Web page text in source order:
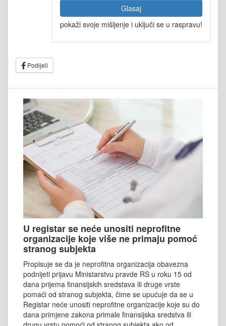
Glasaj
pokaži svoje mišljenje i uključi se u raspravu!
Podijeli
U registar se neće unositi neprofitne
organizacije koje više ne primaju pomoć
stranog subjekta
Propisuje se da je neprofitna organizacija obavezna
podnijeti prijavu Ministarstvu pravde RS u roku 15 od
dana prijema finansijskih sredstava ili druge vrste
pomaći od stranog subjekta, čime se upućuje da se u
Registar neće unositi neprofitne organizacije koje su do
dana primjene zakona primale finansijska sredstva ili